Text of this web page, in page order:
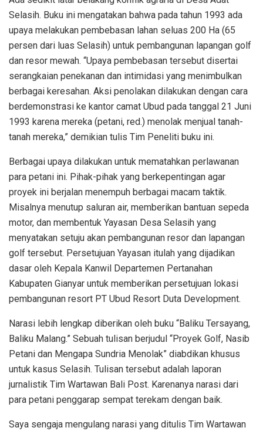
Selasih. Buku ini mengatakan bahwa pada tahun 1993 ada
upaya melakukan pembebasan lahan seluas 200 Ha (65
persen dari luas Selasih) untuk pembangunan lapangan golf
dan resor mewah. “Upaya pembebasan tersebut disertai
serangkaian penekanan dan intimidasi yang menimbulkan
berbagai keresahan. Aksi penolakan dilakukan dengan cara
berdemonstrasi ke kantor camat Ubud pada tanggal 21 Juni
1993 karena mereka (petani, red.) menolak menjual tanah-
tanah mereka,” demikian tulis Tim Peneliti buku ini.
Berbagai upaya dilakukan untuk mematahkan perlawanan
para petani ini. Pihak-pihak yang berkepentingan agar
proyek ini berjalan menempuh berbagai macam taktik.
Misalnya menutup saluran air, memberikan bantuan sepeda
motor, dan membentuk Yayasan Desa Selasih yang
menyatakan setuju akan pembangunan resor dan lapangan
golf tersebut. Persetujuan Yayasan itulah yang dijadikan
dasar oleh Kepala Kanwil Departemen Pertanahan
Kabupaten Gianyar untuk memberikan persetujuan lokasi
pembangunan resort PT Ubud Resort Duta Development.
Narasi lebih lengkap diberikan oleh buku “Baliku Tersayang,
Baliku Malang.” Sebuah tulisan berjudul “Proyek Golf, Nasib
Petani dan Mengapa Sundria Menolak” diabdikan khusus
untuk kasus Selasih. Tulisan tersebut adalah laporan
jurnalistik Tim Wartawan Bali Post. Karenanya narasi dari
para petani penggarap sempat terekam dengan baik.
Saya sengaja mengulang narasi yang ditulis Tim Wartawan